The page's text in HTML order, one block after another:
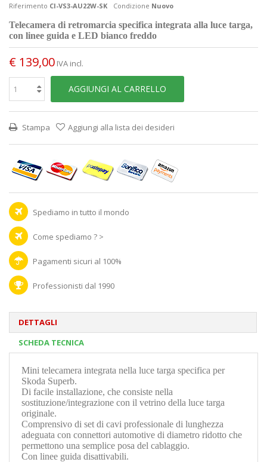
Riferimento CI-VS3-AU22W-SK Condizione Nuovo
Telecamera di retromarcia specifica integrata alla luce targa,
con linee guida e LED bianco freddo
€ 139,00 IVA incl.
AGGIUNGI AL CARRELLO
Stampa Aggiungi alla lista dei desideri
Spediamo in tutto il mondo
Come spediamo ? >
Pagamenti sicuri al 100%
Professionisti dal 1990
DETTAGLI
SCHEDA TECNICA
Mini telecamera integrata nella luce targa specifica per
Skoda Superb.
Di facile installazione, che consiste nella
sostituzione/integrazione con il vetrino della luce targa
originale.
Comprensivo di set di cavi professionale di lunghezza
adeguata con connettori automotive di diametro ridotto che
permettono una semplice posa del cablaggio.
Con linee guida disattivabili.